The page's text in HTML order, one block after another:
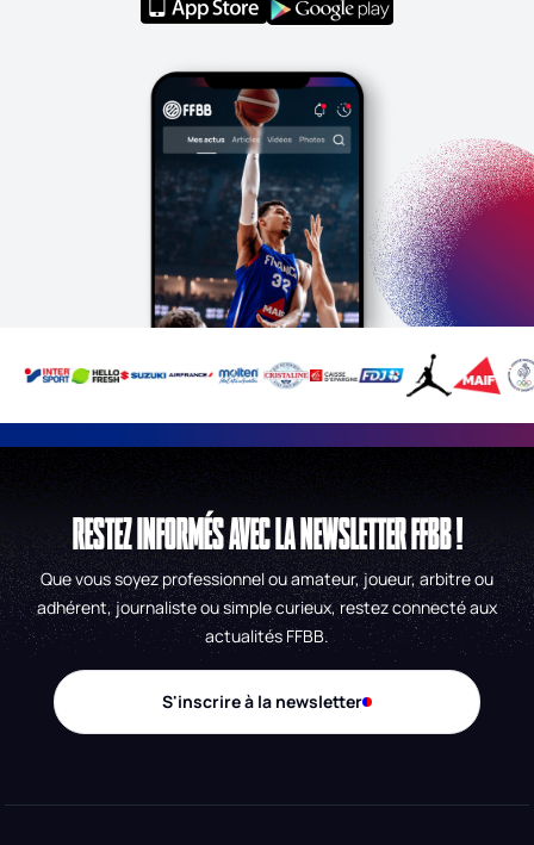
RESTEZ INFORMÉS AVEC LA NEWSLETTER FFBB !
Que vous soyez professionnel ou amateur, joueur, arbitre ou
adhérent, journaliste ou simple curieux, restez connecté aux
actualités FFBB.
S'inscrire à la newsletter